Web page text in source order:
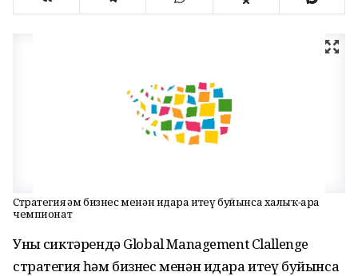
Стратегия һәм бизнес менән идара итеү буйынса халыҡ-ара
чемпионат
Уның сиктәрендә Global Management Clallenge
стратегия һәм бизнес менән идара итеү буйынса